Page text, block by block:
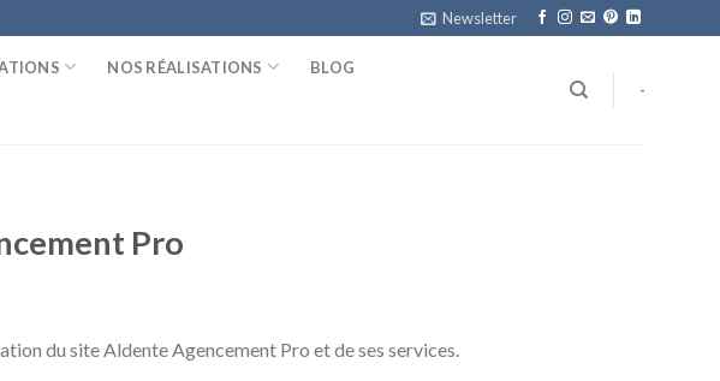
Newsletter
NOS RÉALISATIONS BLOG
-
Pro
du site Aldente Agencement Pro et de ses services.